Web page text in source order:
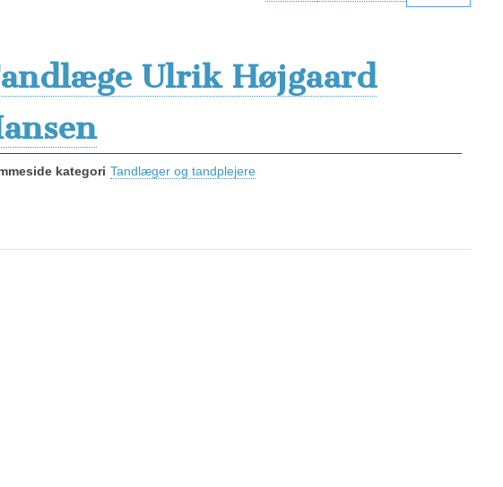
Ulrik Højgaard
kategori Tandlæger og tandplejere